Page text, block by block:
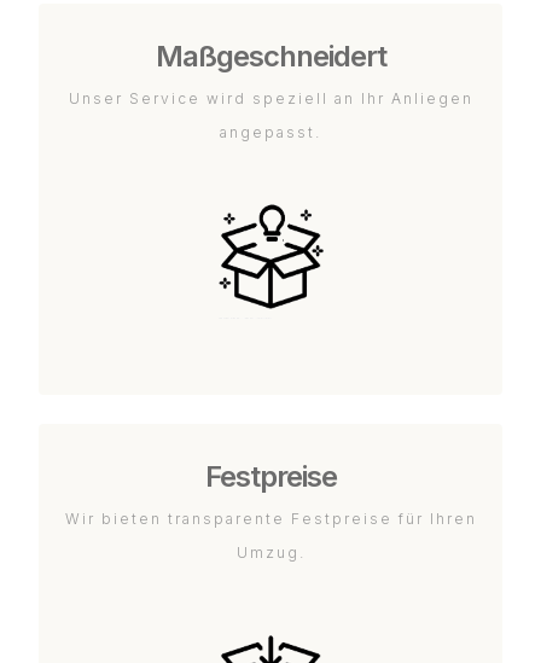
Maßgeschneidert
Unser Service wird speziell an Ihr Anliegen
angepasst.
Festpreise
Wir bieten transparente Festpreise für Ihren
Umzug.